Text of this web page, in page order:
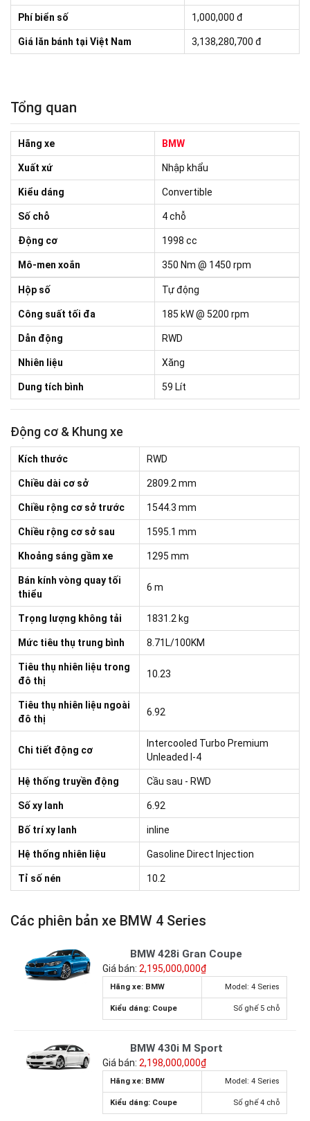
Phí biển số 1,000,000 đ
Giá lăn bánh tại Việt Nam 3,138,280,700 đ
Tổng quan
Hãng xe BMW
Xuất xứ Nhập khẩu
Kiểu dáng Convertible
Số chỗ 4 chỗ
Động cơ 1998 cc
Mô-men xoắn 350 Nm @ 1450 rpm
Hộp số Tự động
Công suất tối đa 185 kW @ 5200 rpm
Dẫn động RWD
Nhiên liệu Xăng
Dung tích bình 59 Lít
Động cơ & Khung xe
Kích thước RWD
Chiều dài cơ sở 2809.2 mm
Chiều rộng cơ sở trước 1544.3 mm
Chiều rộng cơ sở sau 1595.1 mm
Khoảng sáng gầm xe 1295 mm
Bán kính vòng quay tối
thiểu
6 m
Trọng lượng không tải 1831.2 kg
Mức tiêu thụ trung bình 8.71L/100KM
Tiêu thụ nhiên liệu trong
đô thị
10.23
Tiêu thụ nhiên liệu ngoài
đô thị
6.92
Chi tiết động cơ
Intercooled Turbo Premium
Unleaded I-4
Hệ thống truyền động Cầu sau - RWD
Số xy lanh 6.92
Bố trí xy lanh inline
Hệ thống nhiên liệu Gasoline Direct Injection
Tỉ số nén 10.2
Các phiên bản xe BMW 4 Series
BMW 428i Gran Coupe
Giá bán: 2,195,000,000₫
Hãng xe: BMW Model: 4 Series
Kiểu dáng: Coupe Số ghế 5 chỗ
BMW 430i M Sport
Giá bán: 2,198,000,000₫
Hãng xe: BMW Model: 4 Series
Kiểu dáng: Coupe Số ghế 4 chỗ